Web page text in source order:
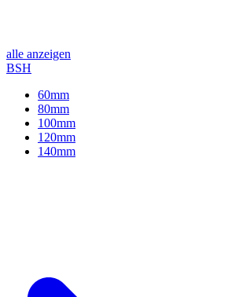
alle anzeigen
BSH
60mm
80mm
100mm
120mm
140mm